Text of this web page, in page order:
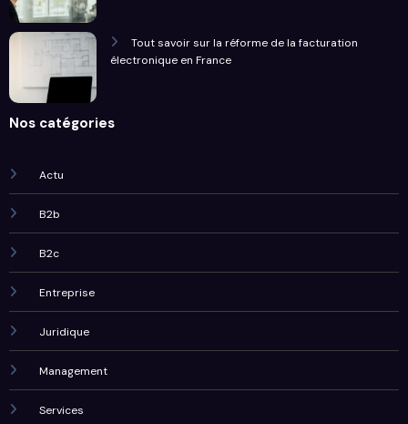
Tout savoir sur la réforme de la facturation
électronique en France
Nos catégories
Actu
B2b
B2c
Entreprise
Juridique
Management
Services